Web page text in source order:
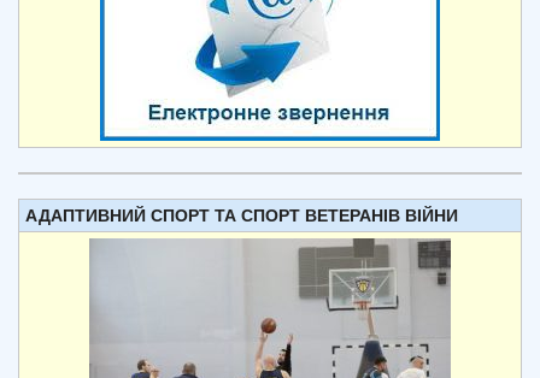
АДАПТИВНИЙ СПОРТ ТА СПОРТ ВЕТЕРАНІВ ВІЙНИ